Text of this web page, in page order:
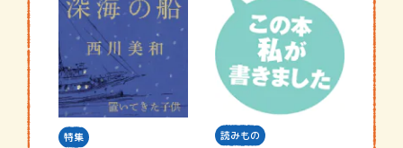
特集 読みもの